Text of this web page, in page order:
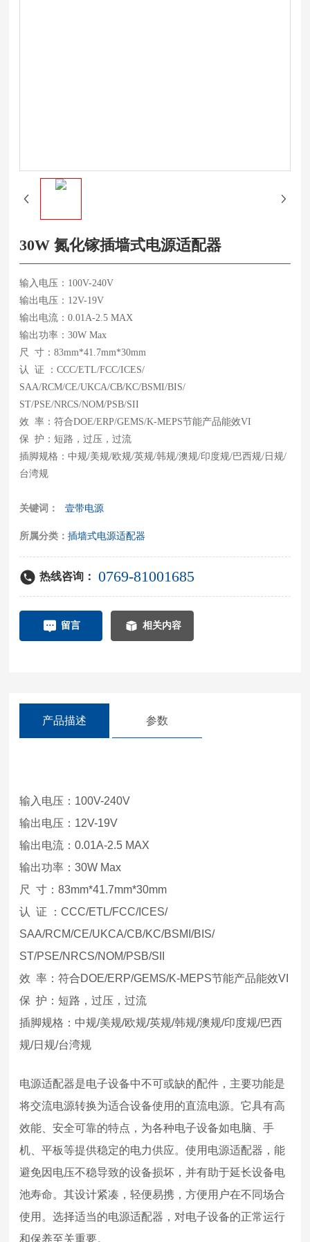
30W 氮化镓插墙式电源适配器
输入电压：100V-240V
输出电压：12V-19V
输出电流：0.01A-2.5 MAX
输出功率：30W Max
尺 寸：83mm*41.7mm*30mm
认 证 ：CCC/ETL/FCC/ICES/
SAA/RCM/CE/UKCA/CB/KC/BSMI/BIS/
ST/PSE/NRCS/NOM/PSB/SII
效 率：符合DOE/ERP/GEMS/K-MEPS节能产品能效VI
保 护：短路，过压，过流
插脚规格：中规/美规/欧规/英规/韩规/澳规/印度规/巴西规/日规/
关键词： 壹带电源
所属分类：插墙式电源适配器
热线咨询： 0769-81001685
留言 相关内容
产品描述 参数
输入电压：100V-240V
输出电压：12V-19V
输出电流：0.01A-2.5 MAX
输出功率：30W Max
尺 寸：83mm*41.7mm*30mm
认 证 ：CCC/ETL/FCC/ICES/
SAA/RCM/CE/UKCA/CB/KC/BSMI/BIS/
ST/PSE/NRCS/NOM/PSB/SII
效 率：符合DOE/ERP/GEMS/K-MEPS节能产品能效VI
保 护：短路，过压，过流
插脚规格：中规/美规/欧规/英规/韩规/澳规/印度规/巴西
规/日规/台湾规
电源适配器是电子设备中不可或缺的配件，主要功能是
将交流电源转换为适合设备使用的直流电源。它具有高
效能、安全可靠的特点，为各种电子设备如电脑、手
机、平板等提供稳定的电力供应。使用电源适配器，能
避免因电压不稳导致的设备损坏，并有助于延长设备电
池寿命。其设计紧凑，轻便易携，方便用户在不同场合
使用。选择适当的电源适配器，对电子设备的正常运行
和保养至关重要。